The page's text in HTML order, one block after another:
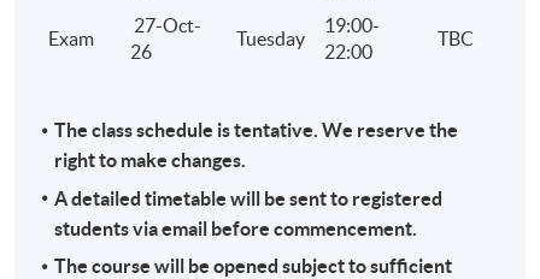
Exam
27-Oct-
26
Tuesday
19:00-
22:00
TBC
The class schedule is tentative. We reserve the
right to make changes.
A detailed timetable will be sent to registered
students via email before commencement.
The course will be opened subject to sufficient